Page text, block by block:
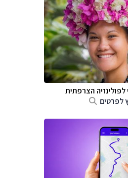
לפולינזיה הצרפתית
לפרטים